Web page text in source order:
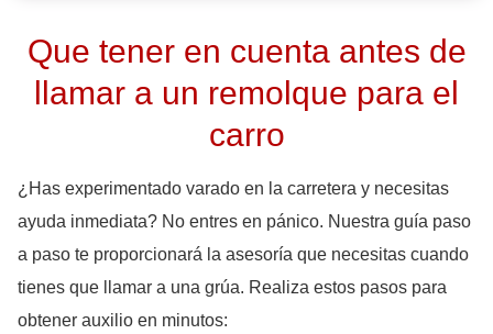
Que tener en cuenta antes de
llamar a un remolque para el
carro
¿Has experimentado varado en la carretera y necesitas
ayuda inmediata? No entres en pánico. Nuestra guía paso
a paso te proporcionará la asesoría que necesitas cuando
tienes que llamar a una grúa. Realiza estos pasos para
obtener auxilio en minutos: